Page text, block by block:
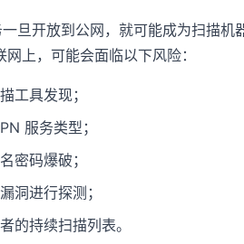
旦开放到公网，就可能成为扫描
上，可能会面临以下风险：
工具发现；
服务类型；
密码爆破；
洞进行探测；
的持续扫描列表。